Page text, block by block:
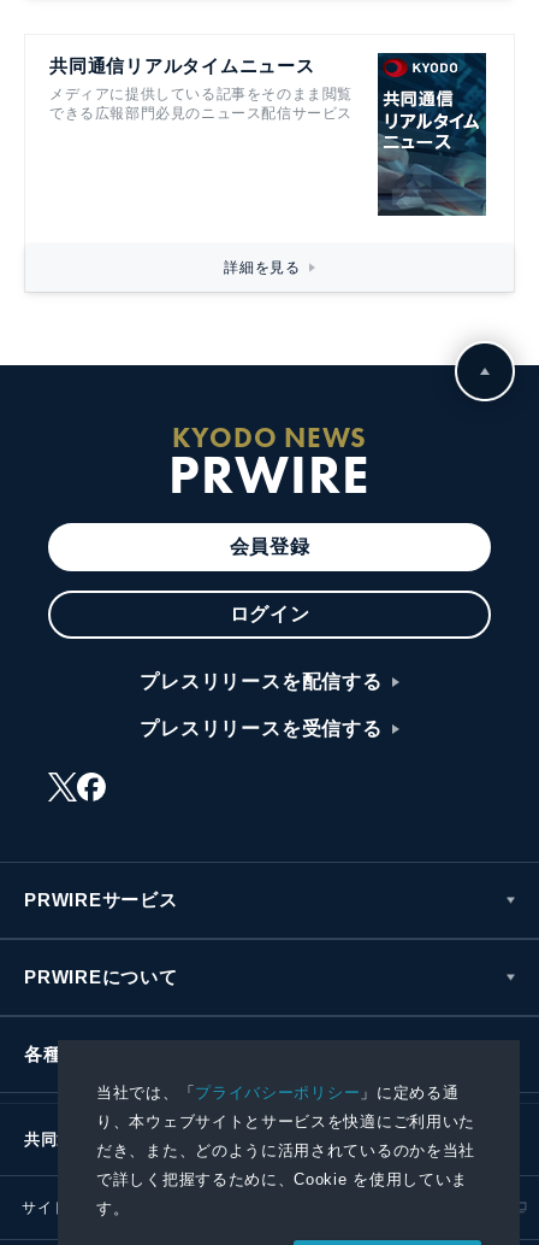
当社では、「プライバシーポリシー 」に定める通
り、本ウェブサイトとサービスを快適にご利用いた
だき、また、どのように活用されているのかを当社
で詳しく把握するために、Cookie を使用していま
す。
共同通信リアルタイムニュース
メディアに提供している記事をそのまま閲覧
できる広報部門必見のニュース配信サービス
詳細を見る
KYODO NEWS
PRWIRE
会員登録
ログイン
プレスリリースを配信する
プレスリリースを受信する
PRWIREサービス
PRWIREについて
各種お問い合わせ
共同通信社グループ
サイトポリシー